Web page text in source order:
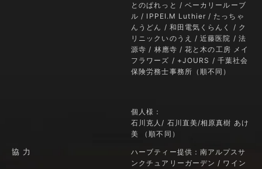
とのぱれっと / ベーカリールーブ
ル / IPPEI.M Luthier / たっちゃ
んうどん / 和田電気くらんく / ク
リニックいのうえ /近藤医院 / 法
源寺 / 林應寺 /花と木の工房 メイ
フラワーズ / +JOURS / 千葉社会
保険労務士事務所（順不同）
個人様：
石川克人/ 石川直美/相原真樹 あけ
美 （順不同）
協 力 ハーブティー提供： 南アルプスサ
ンクチュアリーガーデン / ワイン